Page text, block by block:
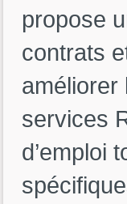
propose
contrats
améliorer
services
d’emploi